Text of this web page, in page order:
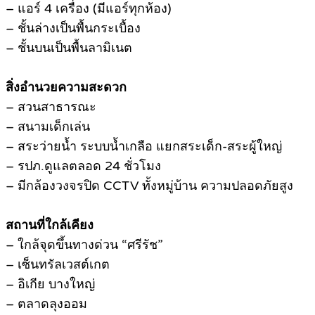
– แอร์ 4 เครื่อง (มีแอร์ทุกห้อง)
– ชั้นล่างเป็นพื้นกระเบื้อง
– ชั้นบนเป็นพื้นลามิเนต
สิ่งอำนวยความสะดวก
– สวนสาธารณะ
– สนามเด็กเล่น
– สระว่ายน้ำ ระบบน้ำเกลือ แยกสระเด็ก-สระผู้ใหญ่
– รปภ.ดูแลตลอด 24 ชั่วโมง
– มีกล้องวงจรปิด CCTV ทั้งหมู่บ้าน ความปลอดภัยสูง
สถานที่ใกล้เคียง
– ใกล้จุดขึ้นทางด่วน “ศรีรัช”
– เซ็นทรัลเวสต์เกต
– อิเกีย บางใหญ่
– ตลาดลุงออม